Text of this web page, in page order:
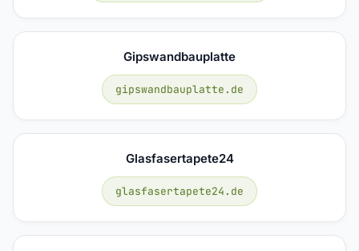
Gipswandbauplatte
gipswandbauplatte.de
Glasfasertapete24
glasfasertapete24.de